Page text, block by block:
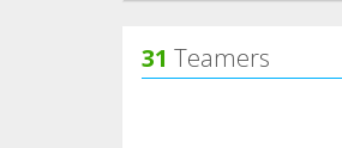
31 Teamers